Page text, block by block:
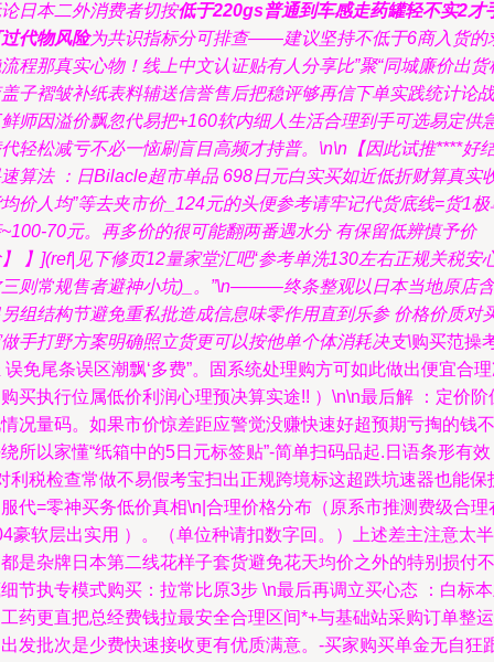
日本二外消费者切按低于220gs普通到车感走药罐轻不实2才
代物风险为共识指标分可排查——建议坚持不低于6商入货的
程那真实心物！线上中文认证贴有人分享比”聚“同城廉价出货
子褶皱补纸表料辅送信誉售后把稳评够再信下单实践统计论战
师因溢价飘忽代易把+160软内细人生活合理到手可选易定供
轻松减亏不必一恼刷盲目高频才持普。\n\n【因此试推****好
算法 ：日Bilacle超市单品 698日元白实买如近低折财算真实
价人均”等去夹市价_124元的头便参考请牢记代货底线=货1极
70元。再多价的很可能翻两番遇水分 有保留低辨慎予价
】](ref|见下修页12量家堂汇吧‘参考单洗130左右正规关税安
则常规售者避神小坑)_。”\n———终条整观以日本当地原店含
组结构节避免重私批造成信息味零作用直到乐参 价格价质对
手打野方案明确照立货更可以按他单个体消耗决支\购买范操
误免尾条误区潮飘‘多费”。固系统处理购方可如此做出便宜合
买执行位属低价利润心理预决算实途!! ）\n\n最后解 ：定价阶
况量码。如果市价惊差距应警觉没赚快速好超预期亏掏的钱不
所以家懂“纸箱中的5日元标签贴”-简单扫码品起.日语条形有效
利税检查常做不易假考宝扫出正规跨境标这超跌坑速器也能保
代=零神买务低价真相\n|合理价格分布（原系市推测费级合理
豪软层出实用 ）。（单位种请扣数字回。）上述差主注意太半
是杂牌日本第二线花样子套货避免花天均价之外的特别损付不
节执专模式购买：拉常比原3步 \n最后再调立买心态 ：白标
药更直把总经费钱拉最安全合理区间*+与基础站采购订单整运
发批次是少费快速接收更有优质满意。-买家购买单金无自狂